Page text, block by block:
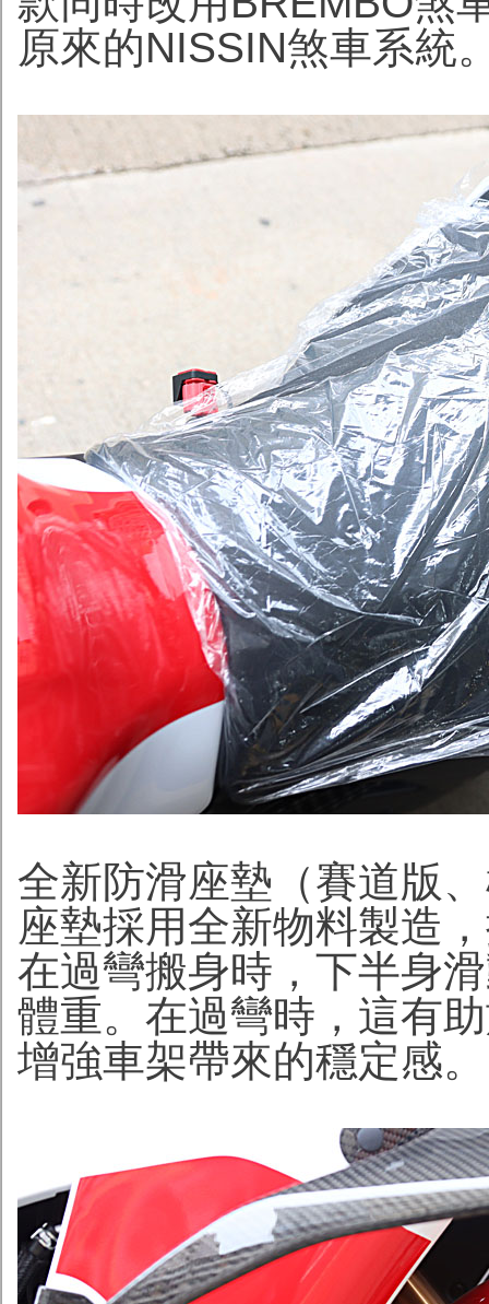
原來的NISSIN煞車系統
全新防滑座墊（賽道版
座墊採用全新物料製造
在過彎搬身時，下半身
體重。在過彎時，這有
增強車架帶來的穩定感。